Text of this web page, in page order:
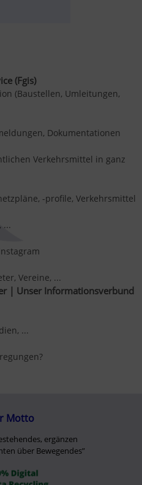
(Fgis)
(Baustellen, Umleitungen,
Dokumentationen
Verkehrsmittel in ganz
-profile, Verkehrsmittel
...
Vereine, ...
| Unser Informationsverbund
...
Motto
ergänzen
über Bewegendes”